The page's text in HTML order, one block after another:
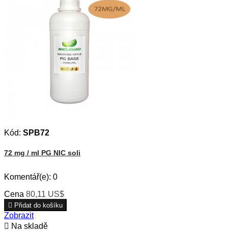
Kód: SPB72
72 mg / ml PG NIC soli
Komentář(e): 0
Cena 80,11 US$
 Přidat do košíku
Zobrazit
 Na skladě